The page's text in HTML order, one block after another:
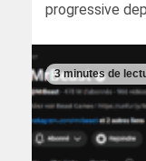
progressive
3 minutes de